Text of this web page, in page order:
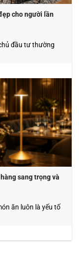
cho người lần
đầu tư thường
sang trọng và
ăn luôn là yếu tố